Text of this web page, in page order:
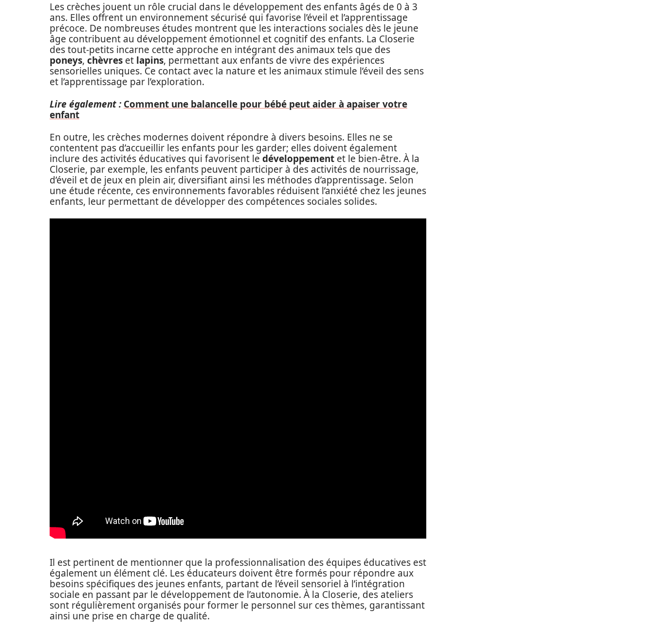
Les crèches jouent un rôle crucial dans le développement des enfants âgés de 0 à 3
ans. Elles offrent un environnement sécurisé qui favorise l’éveil et l’apprentissage
précoce. De nombreuses études montrent que les interactions sociales dès le jeune
âge contribuent au développement émotionnel et cognitif des enfants. La Closerie
des tout-petits incarne cette approche en intégrant des animaux tels que des
poneys, chèvres et lapins, permettant aux enfants de vivre des expériences
sensorielles uniques. Ce contact avec la nature et les animaux stimule l’éveil des sens
et l’apprentissage par l’exploration.
Lire également : Comment une balancelle pour bébé peut aider à apaiser votre
enfant
En outre, les crèches modernes doivent répondre à divers besoins. Elles ne se
contentent pas d’accueillir les enfants pour les garder; elles doivent également
inclure des activités éducatives qui favorisent le développement et le bien-être. À la
Closerie, par exemple, les enfants peuvent participer à des activités de nourrissage,
d’éveil et de jeux en plein air, diversifiant ainsi les méthodes d’apprentissage. Selon
une étude récente, ces environnements favorables réduisent l’anxiété chez les jeunes
enfants, leur permettant de développer des compétences sociales solides.
Il est pertinent de mentionner que la professionnalisation des équipes éducatives est
également un élément clé. Les éducateurs doivent être formés pour répondre aux
besoins spécifiques des jeunes enfants, partant de l’éveil sensoriel à l’intégration
sociale en passant par le développement de l’autonomie. À la Closerie, des ateliers
sont régulièrement organisés pour former le personnel sur ces thèmes, garantissant
ainsi une prise en charge de qualité.